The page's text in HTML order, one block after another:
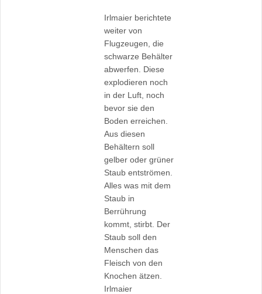
Irlmaier berichtete
weiter von
Flugzeugen, die
schwarze Behälter
abwerfen. Diese
explodieren noch
in der Luft, noch
bevor sie den
Boden erreichen.
Aus diesen
Behältern soll
gelber oder grüner
Staub entströmen.
Alles was mit dem
Staub in
Berrührung
kommt, stirbt. Der
Staub soll den
Menschen das
Fleisch von den
Knochen ätzen.
Irlmaier